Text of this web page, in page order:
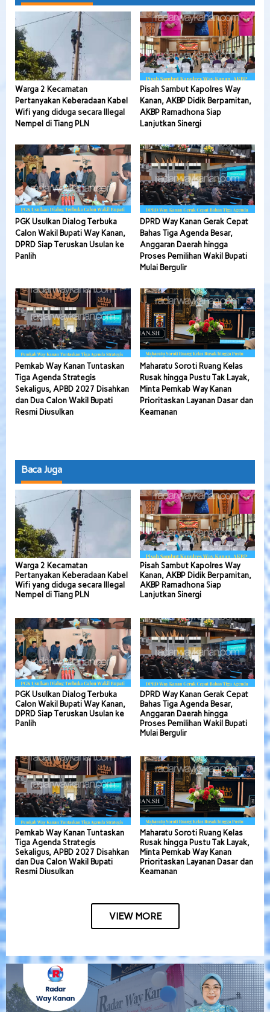
Warga 2 Kecamatan
Pertanyakan Keberadaan Kabel
Wifi yang diduga secara Illegal
Nempel di Tiang PLN
Pisah Sambut Kapolres Way
Kanan, AKBP Didik Berpamitan,
AKBP Ramadhona Siap
Lanjutkan Sinergi
PGK Usulkan Dialog Terbuka
Calon Wakil Bupati Way Kanan,
DPRD Siap Teruskan Usulan ke
Panlih
DPRD Way Kanan Gerak Cepat
Bahas Tiga Agenda Besar,
Anggaran Daerah hingga
Proses Pemilihan Wakil Bupati
Mulai Bergulir
Pemkab Way Kanan Tuntaskan
Tiga Agenda Strategis
Sekaligus, APBD 2027 Disahkan
dan Dua Calon Wakil Bupati
Resmi Diusulkan
Maharatu Soroti Ruang Kelas
Rusak hingga Pustu Tak Layak,
Minta Pemkab Way Kanan
Prioritaskan Layanan Dasar dan
Keamanan
Baca Juga
Warga 2 Kecamatan
Pertanyakan Keberadaan Kabel
Wifi yang diduga secara Illegal
Nempel di Tiang PLN
Pisah Sambut Kapolres Way
Kanan, AKBP Didik Berpamitan,
AKBP Ramadhona Siap
Lanjutkan Sinergi
PGK Usulkan Dialog Terbuka
Calon Wakil Bupati Way Kanan,
DPRD Siap Teruskan Usulan ke
Panlih
DPRD Way Kanan Gerak Cepat
Bahas Tiga Agenda Besar,
Anggaran Daerah hingga
Proses Pemilihan Wakil Bupati
Mulai Bergulir
Pemkab Way Kanan Tuntaskan
Tiga Agenda Strategis
Sekaligus, APBD 2027 Disahkan
dan Dua Calon Wakil Bupati
Resmi Diusulkan
Maharatu Soroti Ruang Kelas
Rusak hingga Pustu Tak Layak,
Minta Pemkab Way Kanan
Prioritaskan Layanan Dasar dan
Keamanan
VIEW MORE